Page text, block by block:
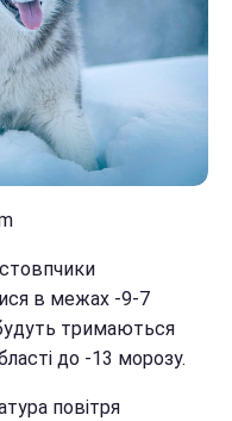
стовпчики
в межах -9-7
будуть тримаються
до -13 морозу.
повітря